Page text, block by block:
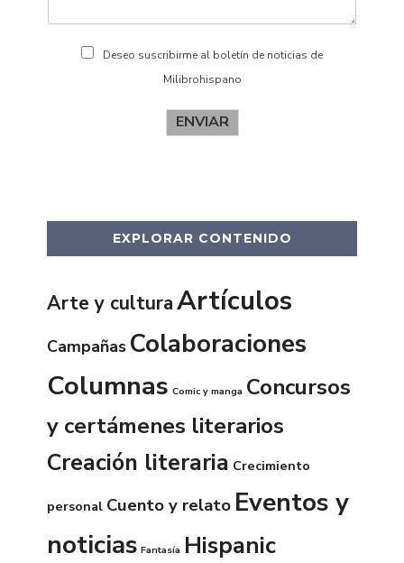
Deseo suscribirme al boletín de noticias de
Milibrohispano
ENVIAR
EXPLORAR CONTENIDO
Arte y culturaArtículos
Campañas Colaboraciones
Columnas Comic y manga Concursos
y certámenes literarios
Creación literaria Crecimiento
personal Cuento y relato Eventos y
noticias Fantasía Hispanic